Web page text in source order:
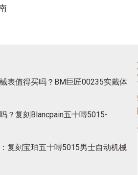
表值得买吗？BM巨匠00235实戴体
？复刻Blancpain五十噚5015-
复刻宝珀五十噚5015男士自动机械